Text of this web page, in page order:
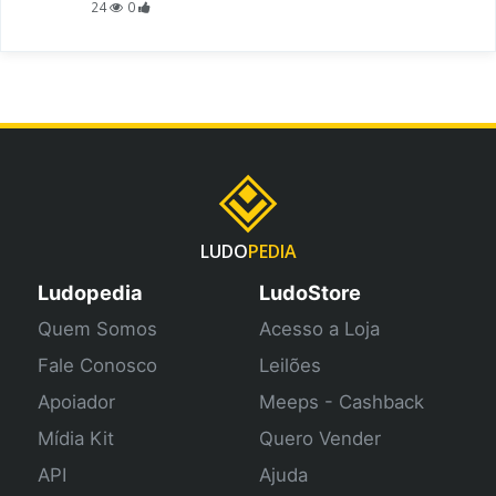
24 0
LUDOPEDIA
Ludopedia
Quem Somos
Fale Conosco
Apoiador
Mídia Kit
API
LudoStore
Acesso a Loja
Leilões
Meeps - Cashback
Quero Vender
Ajuda